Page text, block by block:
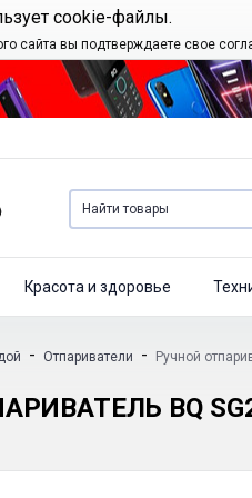
cookie-файлы.
сайта вы подтверждаете свое
Красота и здоровье
- Отпариватели - Ручной
BQ